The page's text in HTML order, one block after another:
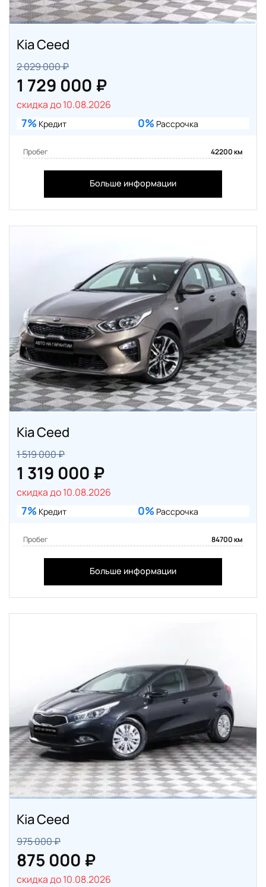
Kia Ceed
2 029 000 ₽
1 729 000 ₽
скидка до 10.08.2026
7% Кредит 0% Рассрочка
Пробег 42200 км
Больше информации
Kia Ceed
1 519 000 ₽
1 319 000 ₽
скидка до 10.08.2026
7% Кредит 0% Рассрочка
Пробег 84700 км
Больше информации
Kia Ceed
975 000 ₽
875 000 ₽
скидка до 10.08.2026